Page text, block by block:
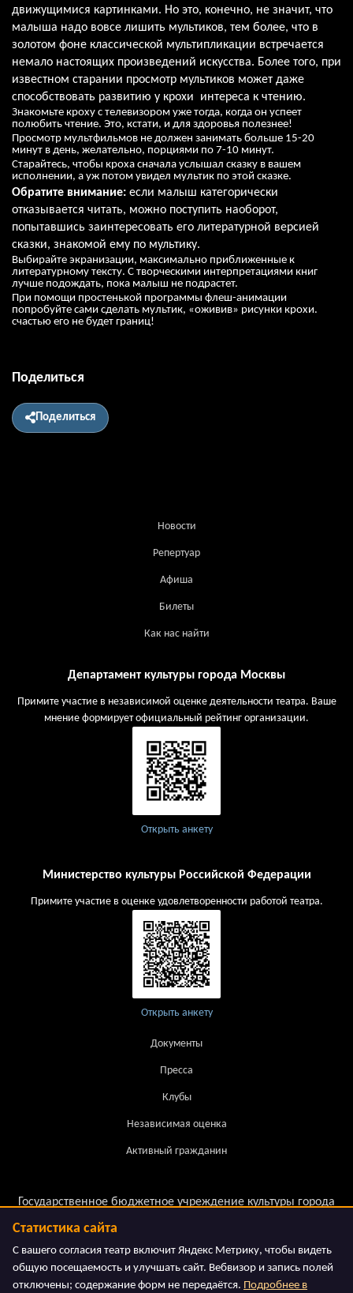
движущимися картинками. Но это, конечно, не значит, что
малыша надо вовсе лишить мультиков, тем более, что в
золотом фоне классической мультипликации встречается
немало настоящих произведений искусства. Более того, при
известном старании просмотр мультиков может даже
способствовать развитию у крохи интереса к чтению.
Знакомьте кроху с телевизором уже тогда, когда он успеет
полюбить чтение. Это, кстати, и для здоровья полезнее!
Просмотр мультфильмов не должен занимать больше 15-20
минут в день, желательно, порциями по 7-10 минут.
Старайтесь, чтобы кроха сначала услышал сказку в вашем
исполнении, а уж потом увидел мультик по этой сказке.
Обратите внимание: если малыш категорически
отказывается читать, можно поступить наоборот,
попытавшись заинтересовать его литературной версией
сказки, знакомой ему по мультику.
Выбирайте экранизации, максимально приближенные к
литературному тексту. С творческими интерпретациями книг
лучше подождать, пока малыш не подрастет.
При помощи простенькой программы флеш-анимации
попробуйте сами сделать мультик, «оживив» рисунки крохи.
счастью его не будет границ!
Поделиться
Поделиться
Новости
Репертуар
Афиша
Билеты
Как нас найти
Департамент культуры города Москвы
Примите участие в независимой оценке деятельности театра. Ваше
мнение формирует официальный рейтинг организации.
Открыть анкету
Министерство культуры Российской Федерации
Примите участие в оценке удовлетворенности работой театра.
Открыть анкету
Документы
Пресса
Клубы
Независимая оценка
Активный гражданин
Государственное бюджетное учреждение культуры города
Статистика сайта
С вашего согласия театр включит Яндекс Метрику, чтобы видеть
общую посещаемость и улучшать сайт. Вебвизор и запись полей
отключены; содержание форм не передаётся. Подробнее в